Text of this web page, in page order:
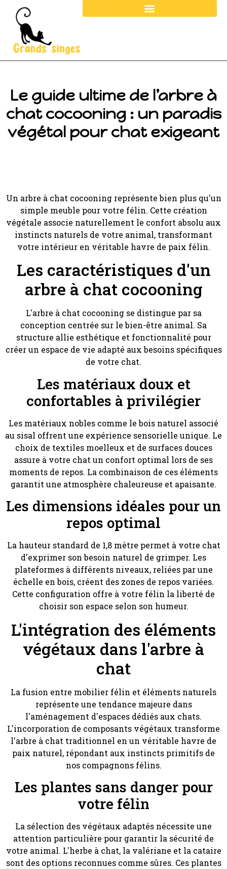
Le guide ultime de l’arbre à
chat cocooning : un paradis
végétal pour chat exigeant
Un arbre à chat cocooning représente bien plus qu'un
simple meuble pour votre félin. Cette création
végétale associe naturellement le confort absolu aux
instincts naturels de votre animal, transformant
votre intérieur en véritable havre de paix félin.
Les caractéristiques d'un
arbre à chat cocooning
L'arbre à chat cocooning se distingue par sa
conception centrée sur le bien-être animal. Sa
structure allie esthétique et fonctionnalité pour
créer un espace de vie adapté aux besoins spécifiques
de votre chat.
Les matériaux doux et
confortables à privilégier
Les matériaux nobles comme le bois naturel associé
au sisal offrent une expérience sensorielle unique. Le
choix de textiles moelleux et de surfaces douces
assure à votre chat un confort optimal lors de ses
moments de repos. La combinaison de ces éléments
garantit une atmosphère chaleureuse et apaisante.
Les dimensions idéales pour un
repos optimal
La hauteur standard de 1,8 mètre permet à votre chat
d'exprimer son besoin naturel de grimper. Les
plateformes à différents niveaux, reliées par une
échelle en bois, créent des zones de repos variées.
Cette configuration offre à votre félin la liberté de
choisir son espace selon son humeur.
L'intégration des éléments
végétaux dans l'arbre à
chat
La fusion entre mobilier félin et éléments naturels
représente une tendance majeure dans
l'aménagement d'espaces dédiés aux chats.
L'incorporation de composants végétaux transforme
l'arbre à chat traditionnel en un véritable havre de
paix naturel, répondant aux instincts primitifs de
nos compagnons félins.
Les plantes sans danger pour
votre félin
La sélection des végétaux adaptés nécessite une
attention particulière pour garantir la sécurité de
votre animal. L'herbe à chat, la valériane et la cataire
sont des options reconnues comme sûres. Ces plantes